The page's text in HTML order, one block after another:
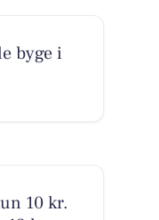
byge i
10 kr.